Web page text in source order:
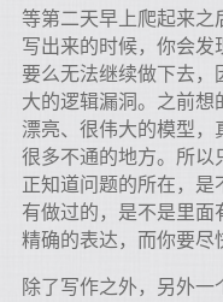
等第二天早上爬起来之
写出来的时候，你会发
要么无法继续做下去，
大的逻辑漏洞。之前想
漂亮、很伟大的模型，
很多不通的地方。所以
正知道问题的所在，是
有做过的，是不是里面
精确的表达，而你要尽
除了写作之外，另外